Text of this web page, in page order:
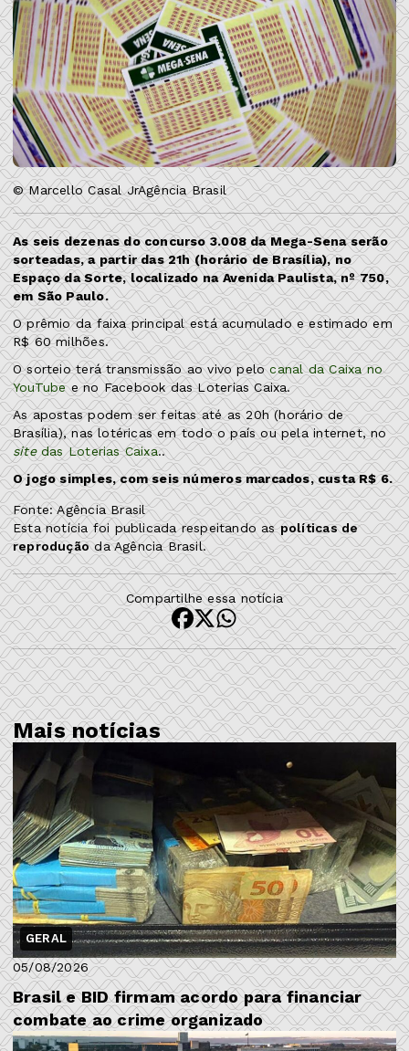
© Marcello Casal JrAgência Brasil
As seis dezenas do concurso 3.008 da Mega-Sena serão
sorteadas, a partir das 21h (horário de Brasília), no
Espaço da Sorte, localizado na Avenida Paulista, nº 750,
em São Paulo.
O prêmio da faixa principal está acumulado e estimado em
R$ 60 milhões.
O sorteio terá transmissão ao vivo pelocanal da Caixa no
YouTubee no Facebook das Loterias Caixa.
As apostas podem ser feitas até as 20h (horário de
Brasília), nas lotéricas em todo o país ou pela internet, no
sitedas Loterias Caixa..
O jogo simples, com seis números marcados, custa R$ 6.
Fonte: Agência Brasil
Esta notícia foi publicada respeitando aspolíticas de
reproduçãoda Agência Brasil.
Compartilhe essa notícia
Mais notícias
GERAL
05/08/2026
Brasil e BID firmam acordo para financiar
combate ao crime organizado